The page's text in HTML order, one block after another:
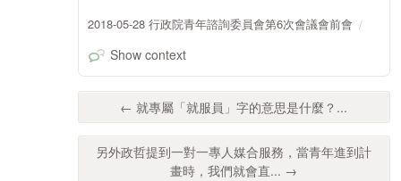
2018-05-28 行政院青年諮詢委員會第6次會議會前會
Show context
← 就專屬「就服員」字的意思是什麼？...
另外政哲提到一對一專人媒合服務，當青年進到計
畫時，我們就會直... →